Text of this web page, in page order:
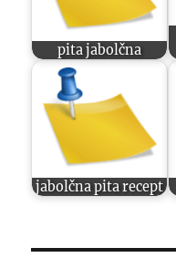
pita jabolčna
jabolčna pita recept